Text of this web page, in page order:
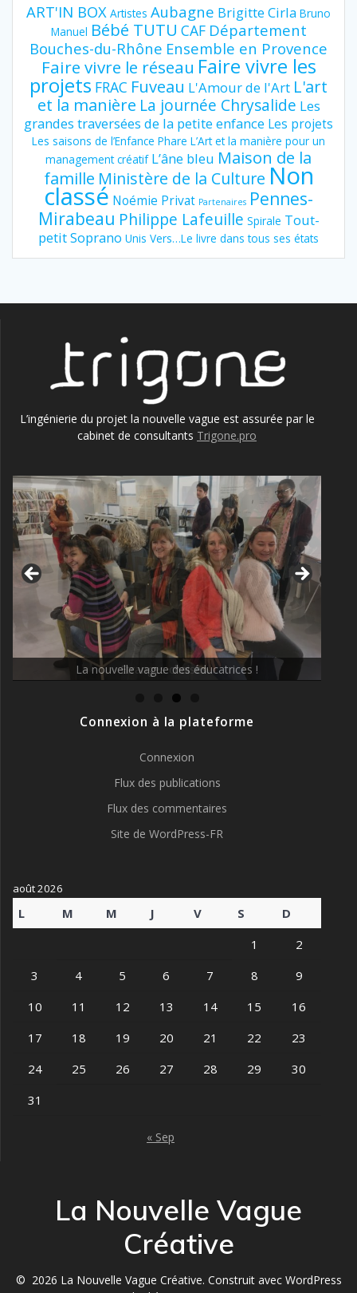
ART'IN BOX Artistes Aubagne Brigitte Cirla Bruno
Manuel Bébé TUTU CAF Département
Bouches-du-Rhône Ensemble en Provence
Faire vivre le réseau Faire vivre les
projets FRAC Fuveau L'Amour de l'Art L'art
et la manière La journée Chrysalide Les
grandes traversées de la petite enfance Les projets
Les saisons de l’Enfance Phare L’Art et la manière pour un
management créatif L’âne bleu Maison de la
famille Ministère de la Culture Non
classé Noémie Privat Partenaires Pennes-
Mirabeau Philippe Lafeuille Spirale Tout-
petit Soprano Unis Vers…Le livre dans tous ses états
L’ingénierie du projet la nouvelle vague est assurée par le
cabinet de consultants Trigone.pro
La nouvelle vague des éducatrices !
Connexion à la plateforme
Connexion
Flux des publications
Flux des commentaires
Site de WordPress-FR
août 2026
L M M J V S
D
1
2
3
4 5 6 7 8
9
10
11 12 13 14 15
16
17
18 19 20 21 22
23
24
25 26 27 28 29
30
31
« Sep
La Nouvelle Vague
Créative
© 2026 La Nouvelle Vague Créative. Construit avec WordPress